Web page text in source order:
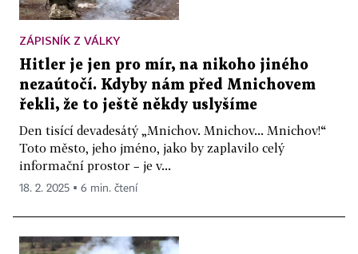
ZÁPISNÍK Z VÁLKY
Hitler je jen pro mír, na nikoho jiného
nezaútočí. Kdyby nám před Mnichovem
řekli, že to ještě někdy uslyšíme
Den tisící devadesátý „Mnichov. Mnichov... Mnichov!“
Toto město, jeho jméno, jako by zaplavilo celý
informační prostor – je v...
18. 2. 2025 ▪ 6 min. čtení